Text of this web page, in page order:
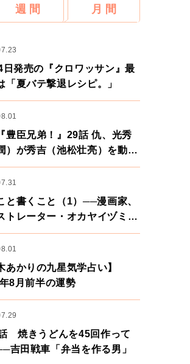
週 間 月 間
日発売の『クロワッサン』最
「夏バテ撃退レシピ。」
豊臣兄弟！』29話 仇、光秀
）が秀吉（池松壮亮）を動か
下に向けた兄弟の分岐点。
と書くこと（1）──漫画家、
トレーター・オカヤイヅミさ
家・鶴谷香央理さん
あかりの九星気学占い】
8月前半の運勢
焼きうどんを45回作って
吉田戦車「弁当を作る男」